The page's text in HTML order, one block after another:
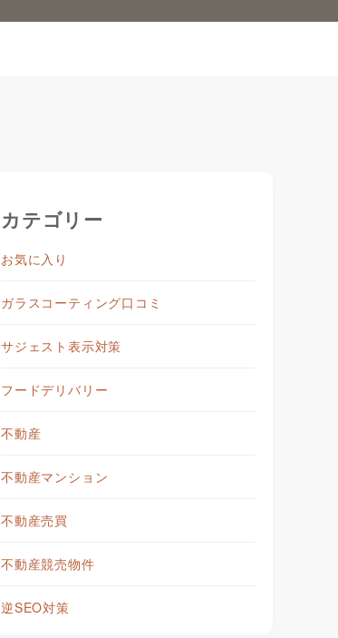
カテゴリー
お気に入り
ガラスコーティング口コミ
サジェスト表示対策
フードデリバリー
不動産
不動産マンション
不動産売買
不動産競売物件
逆SEO対策